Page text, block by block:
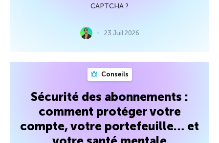
CAPTCHA ?
23 Juil 2026
Conseils
Sécurité des abonnements :
comment protéger votre
compte, votre portefeuille… et